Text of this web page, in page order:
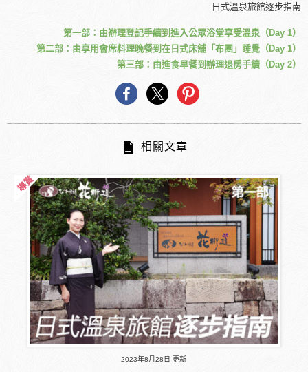
日式溫泉旅館逐步指南
第一部：由辦理登記手續到進入公眾浴堂享受溫泉（Day 1）
第二部：由享用會席料理晚餐到在日式床舖「布團」睡覺（Day 1）
第三部：由進食早餐到辦理退房手續（Day 2）
相關文章
2023年8月28日 更新